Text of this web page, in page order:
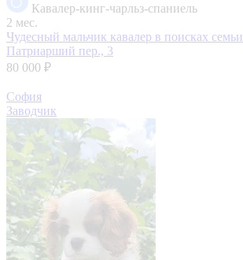
Кавалер-кинг-чарльз-спаниель
2 мес.
Чудесный мальчик кавалер в поисках семьи
Патриарший пер., 3
80 000 ₽
София
Заводчик